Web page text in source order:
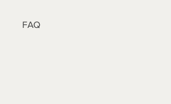
FAQ